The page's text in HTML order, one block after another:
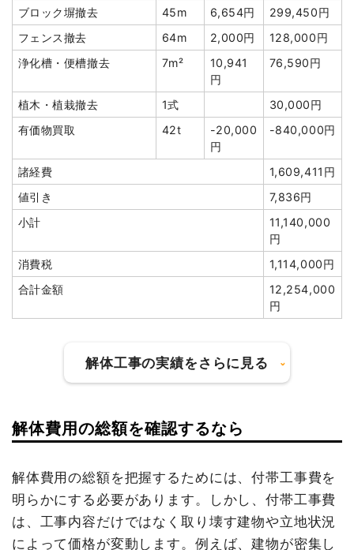
合計金額
2,915,000
円
建物の種類/構造 軽量鉄骨造住宅2階建て
建物解体費用 108万9,870円
品名 数量 単価
金額
て
円
1,089,870
円
土間コンクリート撤去
1式
169,250円
値引き
小計
1,580,000
消費税
126,400円
合計金額
1,706,400
円
ブロック塀撤去
45m 6,654円
299,450円
フェンス撤去
64m 2,000円
128,000円
浄化槽・便槽撤去
7m²
10,941
円
76,590円
植木・植栽撤去 1式
30,000円
有価物買取
42t
-20,000
円
-840,000円
諸経費
1,609,411円
値引き
7,836円
小計
11,140,000
円
消費税
1,114,000円
合計金額
12,254,000
円
解体工事の実績をさらに見る
建物の種類/構造 鉄骨造工場1階建て
建物解体費用 372万6,450円
解体費用の総額を確認するなら
解体費用の総額を把握するためには、付帯工事費を
明らかにする必要があります。しかし、付帯工事費
は、工事内容だけではなく取り壊す建物や立地状況
によって価格が変動します。例えば、建物が密集し